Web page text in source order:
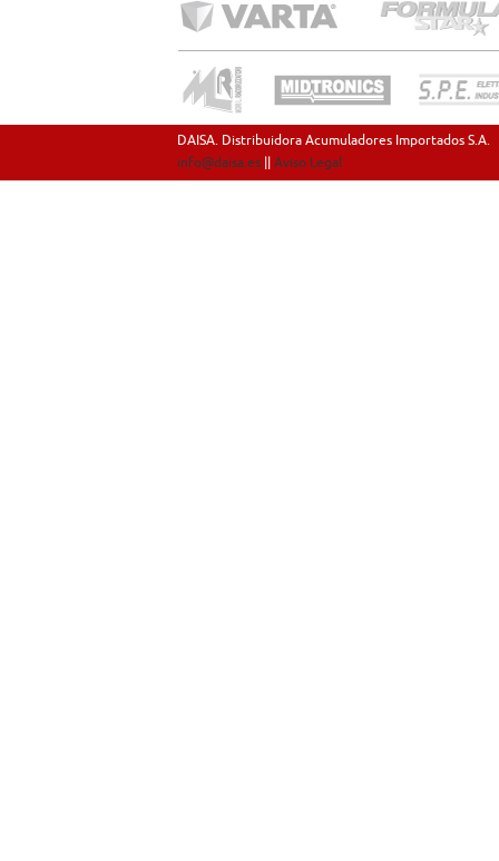
DAISA. Distribuidora Acumuladores Importados S.A.
info@daisa.es|| Aviso Legal